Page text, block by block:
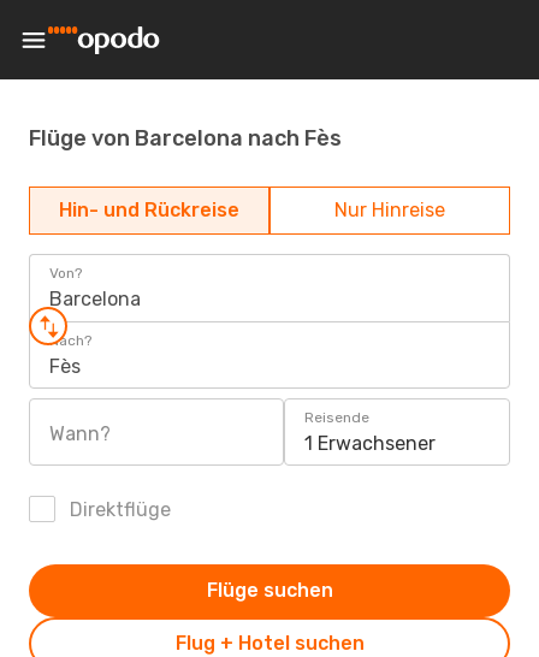
Flüge von Barcelona nach Fès
Hin- und Rückreise Nur Hinreise
Von?
Barcelona
Nach?
Fès
Wann?
Reisende
1 Erwachsener
Direktflüge
Flug + Hotel suchen
Flüge suchen